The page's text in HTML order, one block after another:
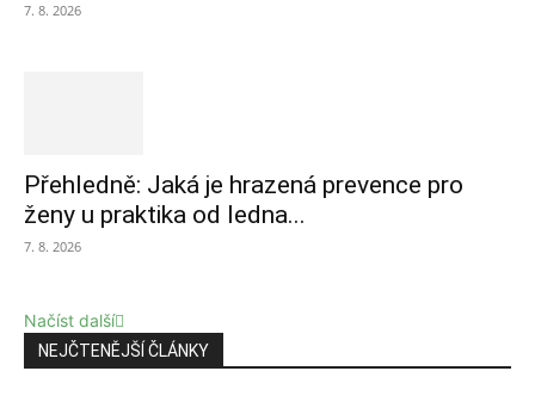
7. 8. 2026
Přehledně: Jaká je hrazená prevence pro
ženy u praktika od ledna...
7. 8. 2026
Načíst další
NEJČTENĚJŠÍ ČLÁNKY